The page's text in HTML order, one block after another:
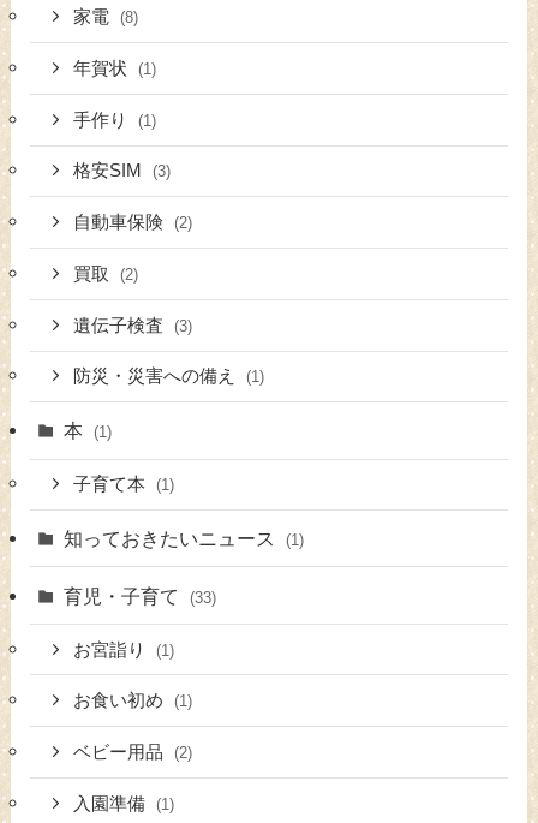
家電 (8)
年賀状 (1)
手作り (1)
格安SIM (3)
自動車保険 (2)
買取 (2)
遺伝子検査 (3)
防災・災害への備え (1)
本 (1)
子育て本 (1)
知っておきたいニュース (1)
育児・子育て (33)
お宮詣り (1)
お食い初め (1)
ベビー用品 (2)
入園準備 (1)